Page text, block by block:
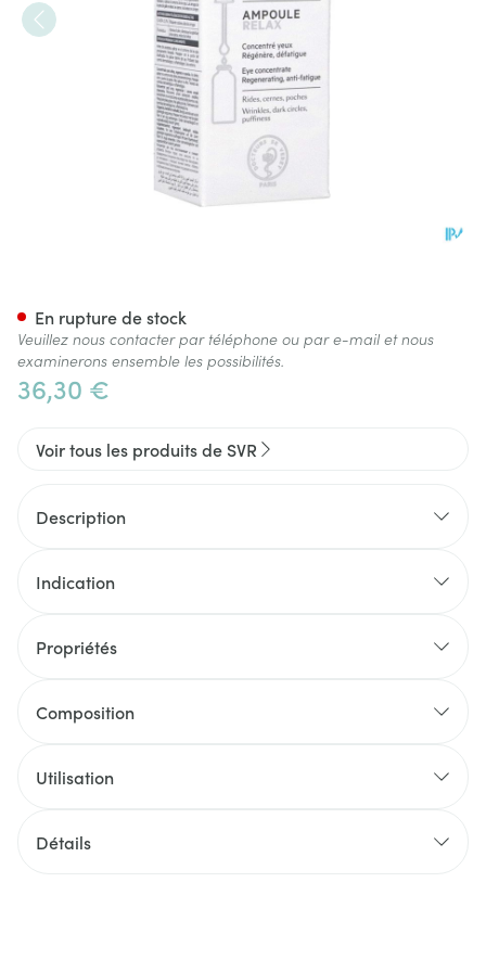
36,30 €
En rupture de stock
Veuillez nous contacter par téléphone ou par e-mail et nous
examinerons ensemble les possibilités.
Voir tous les produits de SVR
Description
Indication
Propriétés
Composition
Utilisation
Détails